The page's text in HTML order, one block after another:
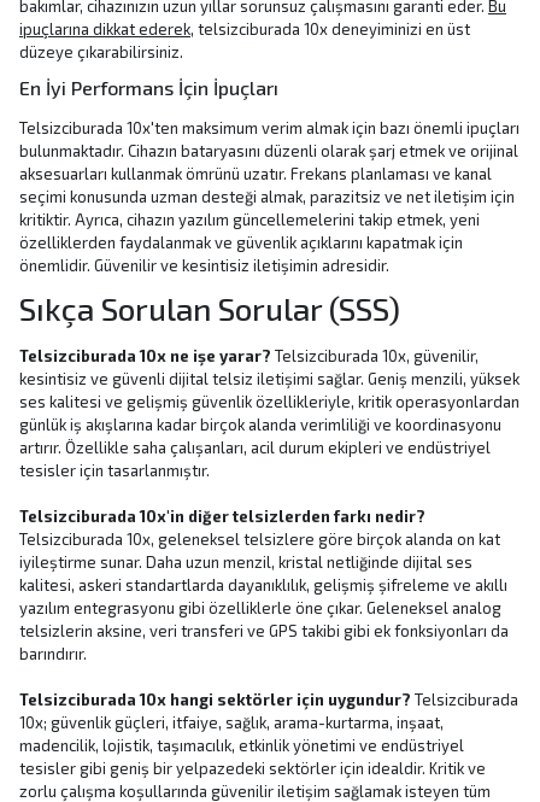
bakımlar, cihazınızın uzun yıllar sorunsuz çalışmasını garanti eder. Bu
ipuçlarına dikkat ederek, telsizciburada 10x deneyiminizi en üst
düzeye çıkarabilirsiniz.
En İyi Performans İçin İpuçları
Telsizciburada 10x'ten maksimum verim almak için bazı önemli ipuçları
bulunmaktadır. Cihazın bataryasını düzenli olarak şarj etmek ve orijinal
aksesuarları kullanmak ömrünü uzatır. Frekans planlaması ve kanal
seçimi konusunda uzman desteği almak, parazitsiz ve net iletişim için
kritiktir. Ayrıca, cihazın yazılım güncellemelerini takip etmek, yeni
özelliklerden faydalanmak ve güvenlik açıklarını kapatmak için
önemlidir. Güvenilir ve kesintisiz iletişimin adresidir.
Sıkça Sorulan Sorular (SSS)
Telsizciburada 10x ne işe yarar? Telsizciburada 10x, güvenilir,
kesintisiz ve güvenli dijital telsiz iletişimi sağlar. Geniş menzili, yüksek
ses kalitesi ve gelişmiş güvenlik özellikleriyle, kritik operasyonlardan
günlük iş akışlarına kadar birçok alanda verimliliği ve koordinasyonu
artırır. Özellikle saha çalışanları, acil durum ekipleri ve endüstriyel
tesisler için tasarlanmıştır.
Telsizciburada 10x'in diğer telsizlerden farkı nedir?
Telsizciburada 10x, geleneksel telsizlere göre birçok alanda on kat
iyileştirme sunar. Daha uzun menzil, kristal netliğinde dijital ses
kalitesi, askeri standartlarda dayanıklılık, gelişmiş şifreleme ve akıllı
yazılım entegrasyonu gibi özelliklerle öne çıkar. Geleneksel analog
telsizlerin aksine, veri transferi ve GPS takibi gibi ek fonksiyonları da
barındırır.
Telsizciburada 10x hangi sektörler için uygundur? Telsizciburada
10x; güvenlik güçleri, itfaiye, sağlık, arama-kurtarma, inşaat,
madencilik, lojistik, taşımacılık, etkinlik yönetimi ve endüstriyel
tesisler gibi geniş bir yelpazedeki sektörler için idealdir. Kritik ve
zorlu çalışma koşullarında güvenilir iletişim sağlamak isteyen tüm